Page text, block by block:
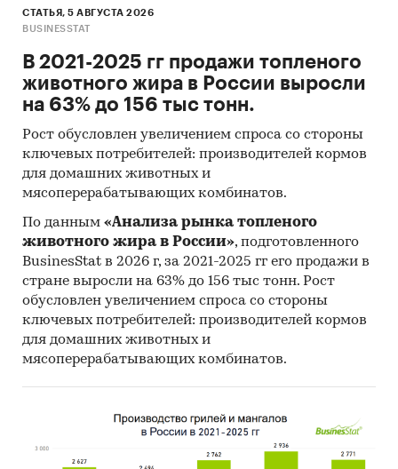
СТАТЬЯ, 5 АВГУСТА 2026
BUSINESSTAT
В 2021-2025 гг продажи топленого
животного жира в России выросли
на 63% до 156 тыс тонн.
Рост обусловлен увеличением спроса со стороны
ключевых потребителей: производителей кормов
для домашних животных и
мясоперерабатывающих комбинатов.
По данным «Анализа рынка топленого
животного жира в России», подготовленного
BusinesStat в 2026 г, за 2021-2025 гг его продажи в
стране выросли на 63% до 156 тыс тонн. Рост
обусловлен увеличением спроса со стороны
ключевых потребителей: производителей кормов
для домашних животных и
мясоперерабатывающих комбинатов.